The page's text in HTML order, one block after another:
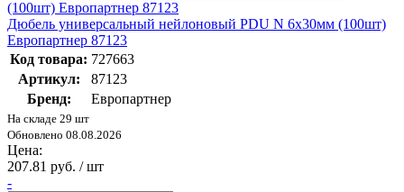
Дюбель универсальный нейлоновый PDU N 6х30мм (100шт)
Европартнер 87123
Код товара: 727663
Артикул:
87123
Бренд:
Европартнер
На складе 29 шт
Обновлено 08.08.2026
Цена:
207.81 руб. / шт
-